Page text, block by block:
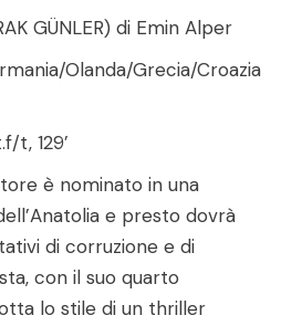
GÜNLER) di Emin Alper
Olanda/Grecia/Croazia
t, 129’
è nominato in una
e presto dovrà
di corruzione e di
con il suo quarto
lo stile di un thriller